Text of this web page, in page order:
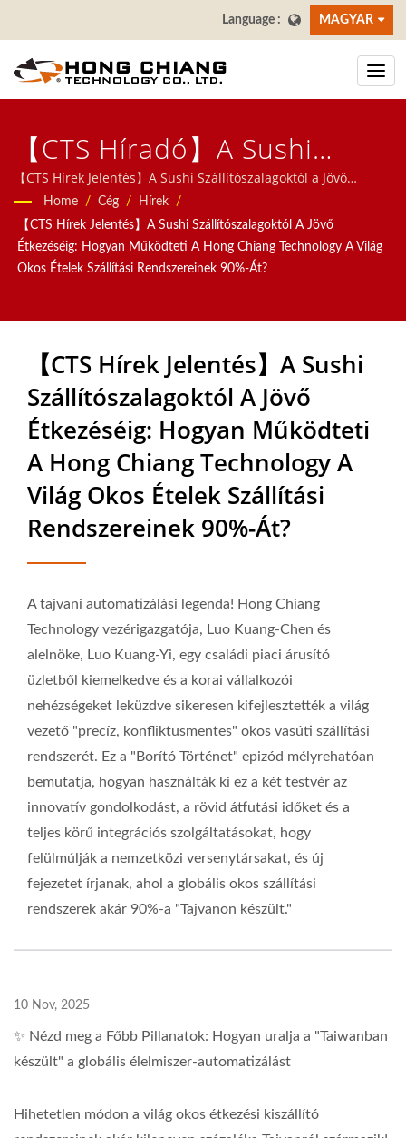
MAGYAR
【CTS Híradó】A Sushi
Szállítószalagoktól Az
Étkezés Jövőjéig: Hogyan
Működteti A Hong Chiang
Intelligens Étkezési
Rendszereinek 90%-Át |
Sushi Bár Szállítószalag -
Étel Szállító Szalag Gyártó |
Hong Chiang
【CTS Hírek Jelentés】A Sushi Szállítószalagoktól a Jövő
Étkezéséig: Hogyan működteti a Hong Chiang Technology a
világ okos ételek szállítási rendszereinek 90%-át? | Az
éttermek számára automatikus rendszerekre összpontosítunk,
beleértve az ételt szállító robotot, a gyorsvonat rendszert, a
ételszállító rendszert és az étkészleteket. Üdvözöljük,
Home / Cég / Hírek
/
【CTS Hírek Jelentés】A Sushi Szállítószalagoktól A Jövő
Étkezéséig: Hogyan Működteti A Hong Chiang Technology A Világ
Okos Ételek Szállítási Rendszereinek 90%-Át?
【CTS Hírek Jelentés】A Sushi
Szállítószalagoktól A Jövő
Étkezéséig: Hogyan Működteti
A Hong Chiang Technology A
Világ Okos Ételek Szállítási
Rendszereinek 90%-Át?
A tajvani automatizálási legenda! Hong Chiang
Technology vezérigazgatója, Luo Kuang-Chen és
alelnöke, Luo Kuang-Yi, egy családi piaci árusító
üzletből kiemelkedve és a korai vállalkozói
nehézségeket leküzdve sikeresen kifejlesztették a világ
vezető "precíz, konfliktusmentes" okos vasúti szállítási
rendszerét. Ez a "Borító Történet" epizód mélyrehatóan
bemutatja, hogyan használták ki ez a két testvér az
innovatív gondolkodást, a rövid átfutási időket és a
teljes körű integrációs szolgáltatásokat, hogy
felülmúlják a nemzetközi versenytársakat, és új
fejezetet írjanak, ahol a globális okos szállítási
rendszerek akár 90%-a "Tajvanon készült."
10 Nov, 2025
✨ Nézd meg a Főbb Pillanatok: Hogyan uralja a "Taiwanban
készült" a globális élelmiszer-automatizálást
Hihetetlen módon a világ okos étkezési kiszállító